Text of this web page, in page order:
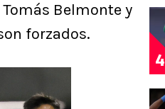
Belmonte y
forzados.
4